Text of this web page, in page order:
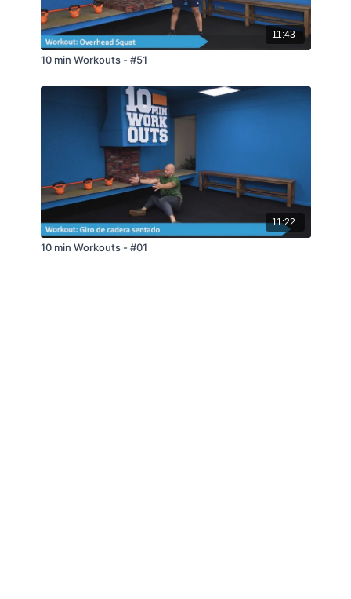
11:43
10 min Workouts - #51
11:22
10 min Workouts - #01